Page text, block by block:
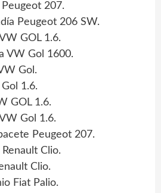
Peugeot 207.
Peugeot 206 SW.
GOL 1.6.
VW Gol 1600.
Gol.
1.6.
GOL 1.6.
Gol 1.6.
Peugeot 207.
Clio.
Clio.
Fiat Palio.